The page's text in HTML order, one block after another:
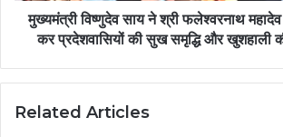
मुख्यमंत्री विष्णुदेव साय ने श्री फलेश्वरनाथ महादेव
कर प्रदेशवासियों की सुख समृद्धि और खुशहाली
Related Articles